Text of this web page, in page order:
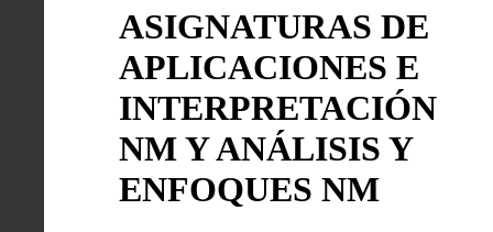
ASIGNATURAS DE
APLICACIONES E
INTERPRETACIÓN
NM Y ANÁLISIS Y
ENFOQUES NM